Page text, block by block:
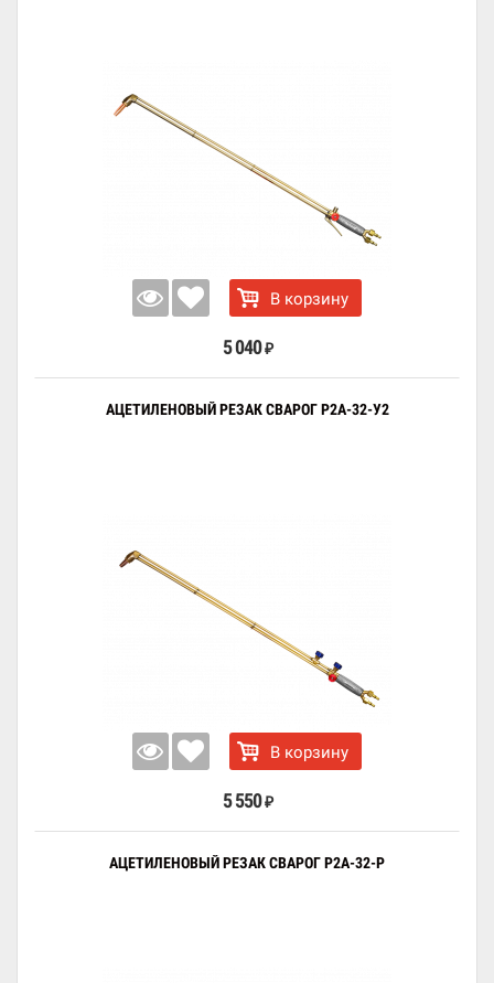
В корзину
5 040 ₽
АЦЕТИЛЕНОВЫЙ РЕЗАК СВАРОГ Р2А-32-У2
В корзину
5 550 ₽
АЦЕТИЛЕНОВЫЙ РЕЗАК СВАРОГ Р2А-32-Р